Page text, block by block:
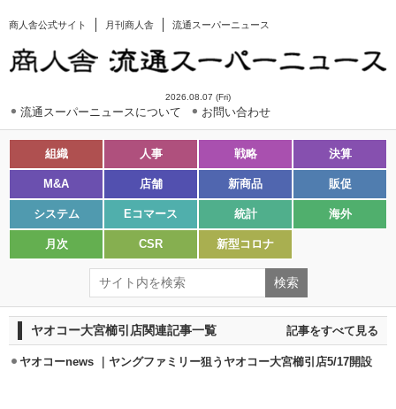
商人舎公式サイト 月刊商人舎 流通スーパーニュース
2026.08.07 (Fri)
流通スーパーニュースについて お問い合わせ
組織 人事 戦略 決算
M&A 店舗 新商品 販促
システム Eコマース 統計 海外
月次 CSR 新型コロナ
ヤオコー大宮櫛引店関連記事一覧 記事をすべて見る
ヤオコーnews ｜ヤングファミリー狙うヤオコー大宮櫛引店5/17開設